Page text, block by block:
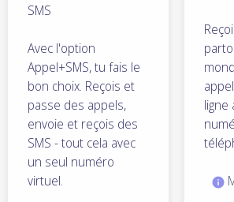
SMS
Avec l'option
Appel+SMS, tu fais le
bon choix. Reçois et
passe des appels,
envoie et reçois des
SMS - tout cela avec
un seul numéro
virtuel.
ligne